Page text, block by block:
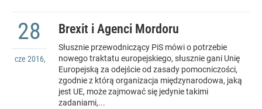
Brexit i Agenci Mordoru
28
cze 2016,
Słusznie przewodniczący PiS mówi o potrzebie
nowego traktatu europejskiego, słusznie gani Unię
Europejską za odejście od zasady pomocniczości,
zgodnie z którą organizacja międzynarodowa, jaką
jest UE, może zajmować się jedynie takimi
zadaniami,...